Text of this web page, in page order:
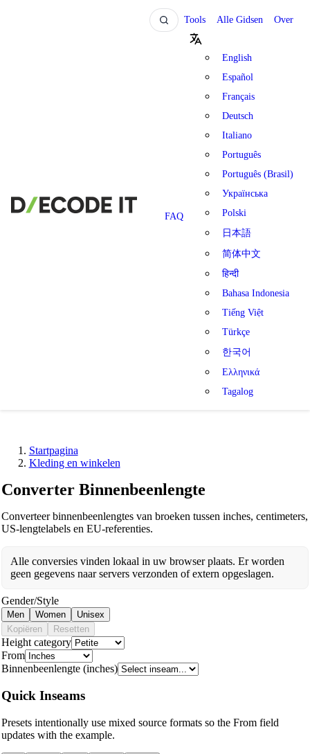
Tools Alle Gidsen Over
FAQ
English
Español
Français
Deutsch
Italiano
Português
Português (Brasil)
Українська
Polski
日本語
简体中文
हिन्दी
Bahasa Indonesia
Tiếng Việt
Türkçe
한국어
Ελληνικά
Tagalog
Startpagina
Kleding en winkelen
Converter Binnenbeenlengte
Converteer binnenbeenlengtes van broeken tussen inches, centimeters,
US-lengtelabels en EU-referenties.
Alle conversies vinden lokaal in uw browser plaats. Er worden
geen gegevens naar servers verzonden of extern opgeslagen.
Gender/Style
Men Women
Unisex
Kopiëren
Resetten
Height category
From
Binnenbeenlengte (inches)
Quick Inseams
Presets intentionally use mixed source formats so the From field
updates with the example.